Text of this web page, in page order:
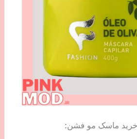
ماسک مو فشن: